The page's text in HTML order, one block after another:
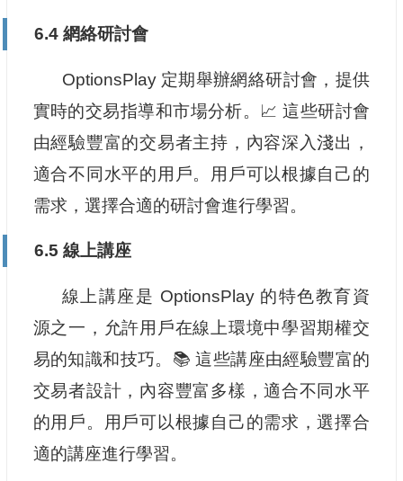
6.4 網絡研討會
OptionsPlay 定期舉辦網絡研討會，提供
實時的交易指導和市場分析。📈 這些研討會
由經驗豐富的交易者主持，內容深入淺出，
適合不同水平的用戶。用戶可以根據自己的
需求，選擇合適的研討會進行學習。
6.5 線上講座
線上講座是 OptionsPlay 的特色教育資
源之一，允許用戶在線上環境中學習期權交
易的知識和技巧。📚 這些講座由經驗豐富的
交易者設計，內容豐富多樣，適合不同水平
的用戶。用戶可以根據自己的需求，選擇合
適的講座進行學習。